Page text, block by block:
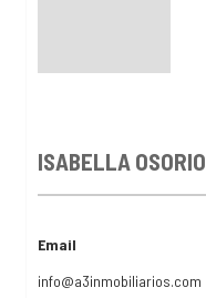
ISABELLA OSORIO
Email
info@a3inmobiliarios.com